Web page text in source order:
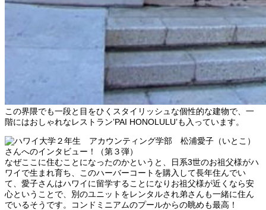
この界隈でも一段と目をひくスタイリッシュな個性的な建物で、一
階にはおしゃれなレストラン’PAI HONOLULU’も入っています。
なぜここに住むことになったのかというと、日系3世のお祖父様がハ
ワイで生まれ育ち、このハーバーコートを購入して長年住んでい
て、愛子さんはハワイに留学することになりお祖父様が近くなら安
心ということで、別のユニットをレンタルされ弟さんも一緒に住ん
でいるそうです。コンドミニアムのプールからの眺めも最高！